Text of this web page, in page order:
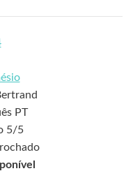
PT
5/5